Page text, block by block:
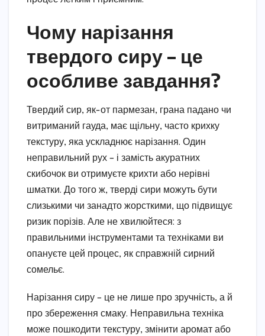
Чому нарізання
твердого сиру – це
особливе завдання?
Твердий сир, як-от пармезан, грана падано чи
витриманий гауда, має щільну, часто крихку
текстуру, яка ускладнює нарізання. Один
неправильний рух – і замість акуратних
скибочок ви отримуєте крихти або нерівні
шматки. До того ж, тверді сири можуть бути
слизькими чи занадто жорсткими, що підвищує
ризик порізів. Але не хвилюйтеся: з
правильними інструментами та техніками ви
опануєте цей процес, як справжній сирний
сомельє.
Нарізання сиру – це не лише про зручність, а й
про збереження смаку. Неправильна техніка
може пошкодити текстуру, змінити аромат або